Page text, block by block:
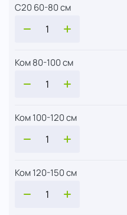
С20 60-80 см
Ком 80-100 см
Ком 100-120 см
Ком 120-150 см